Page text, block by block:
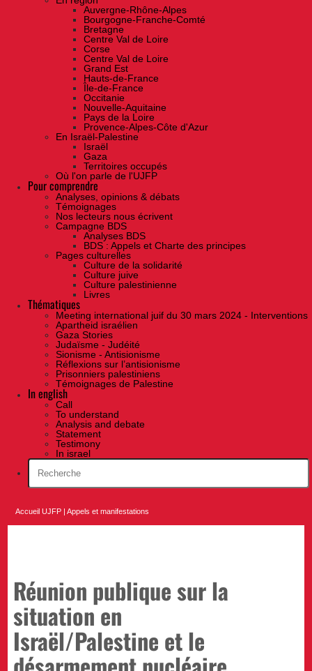
Auvergne-Rhône-Alpes
Bourgogne-Franche-Comté
Bretagne
Centre Val de Loire
Corse
Centre Val de Loire
Grand Est
Hauts-de-France
Île-de-France
Occitanie
Nouvelle-Aquitaine
Pays de la Loire
Provence-Alpes-Côte d'Azur
En Israël-Palestine
Israël
Gaza
Territoires occupés
Où l'on parle de l'UJFP
Pour comprendre
Analyses, opinions & débats
Témoignages
Nos lecteurs nous écrivent
Campagne BDS
Analyses BDS
BDS : Appels et Charte des principes
Pages culturelles
Culture de la solidarité
Culture juive
Culture palestinienne
Livres
Thématiques
Meeting international juif du 30 mars 2024 - Interventions
Apartheid israélien
Gaza Stories
Judaïsme - Judéité
Sionisme - Antisionisme
Réflexions sur l’antisionisme
Prisonniers palestiniens
Témoignages de Palestine
In english
Call
To understand
Analysis and debate
Statement
Testimony
In israel
Accueil UJFP |Appels et manifestations
Réunion publique sur la
situation en
Israël/Palestine et le